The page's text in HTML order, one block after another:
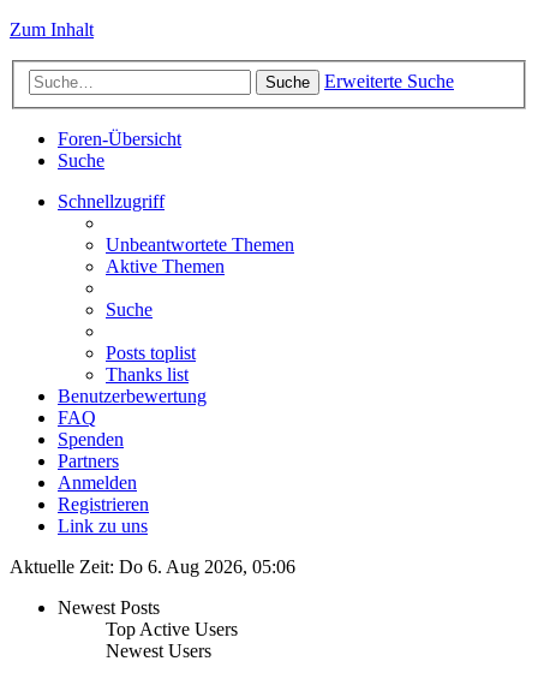
Zum Inhalt
Suche Erweiterte Suche
Foren-Übersicht
Suche
Schnellzugriff
Unbeantwortete Themen
Aktive Themen
Suche
Posts toplist
Thanks list
Benutzerbewertung
FAQ
Spenden
Partners
Anmelden
Registrieren
Link zu uns
Aktuelle Zeit: Do 6. Aug 2026, 05:06
Newest Posts
Top Active Users
Newest Users